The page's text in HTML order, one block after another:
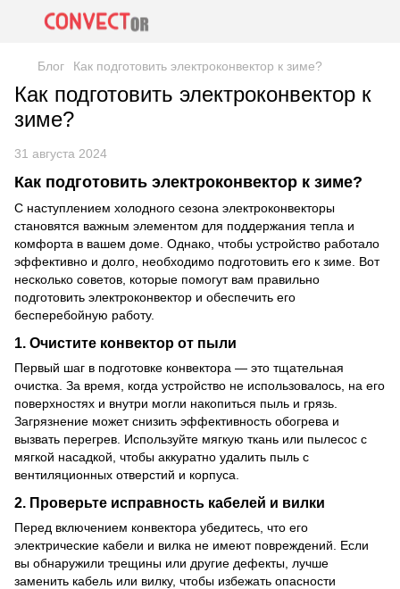
Блог Как подготовить электроконвектор к зиме?
Как подготовить электроконвектор к
зиме?
31 августа 2024
Как подготовить электроконвектор к зиме?
С наступлением холодного сезона электроконвекторы
становятся важным элементом для поддержания тепла и
комфорта в вашем доме. Однако, чтобы устройство работало
эффективно и долго, необходимо подготовить его к зиме. Вот
несколько советов, которые помогут вам правильно
подготовить электроконвектор и обеспечить его
бесперебойную работу.
1. Очистите конвектор от пыли
Первый шаг в подготовке конвектора — это тщательная
очистка. За время, когда устройство не использовалось, на его
поверхностях и внутри могли накопиться пыль и грязь.
Загрязнение может снизить эффективность обогрева и
вызвать перегрев. Используйте мягкую ткань или пылесос с
мягкой насадкой, чтобы аккуратно удалить пыль с
вентиляционных отверстий и корпуса.
2. Проверьте исправность кабелей и вилки
Перед включением конвектора убедитесь, что его
электрические кабели и вилка не имеют повреждений. Если
вы обнаружили трещины или другие дефекты, лучше
заменить кабель или вилку, чтобы избежать опасности